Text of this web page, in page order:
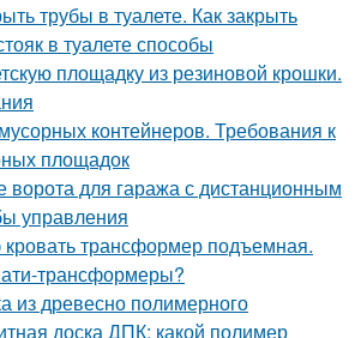
трубы в туалете. Как закрыть
в туалете способы
площадку из резиновой крошки.
контейнеров. Требования к
площадок
ворота для гаража с дистанционным
управления
трансформер подъемная.
трансформеры?
из древесно полимерного
доска ДПК: какой полимер